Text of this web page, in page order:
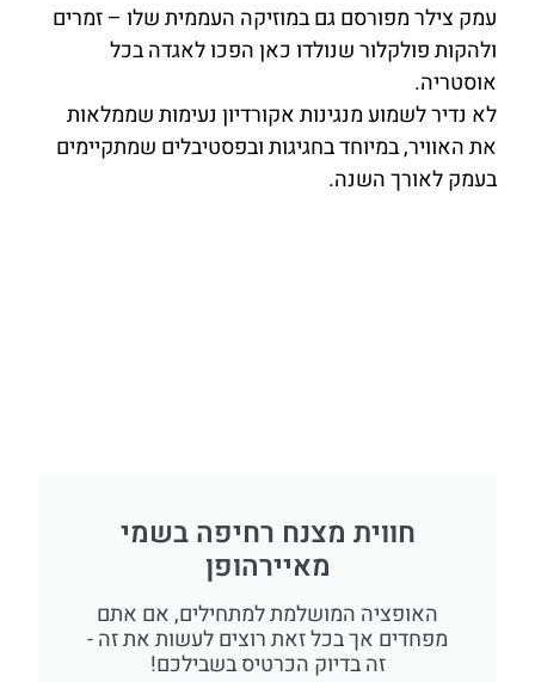
עמק צילר מפורסם גם במוזיקה העממית שלו – זמרים
ולהקות פולקלור שנולדו כאן הפכו לאגדה בכל
אוסטריה.
לא נדיר לשמוע מנגינות אקורדיון נעימות שממלאות
את האוויר, במיוחד בחגיגות ובפסטיבלים שמתקיימים
בעמק לאורך השנה.
חווית מצנח רחיפה בשמי
מאיירהופן
האופציה המושלמת למתחילים, אם אתם
מפחדים אך בכל זאת רוצים לעשות את זה -
זה בדיוק הכרטיס בשבילכם!